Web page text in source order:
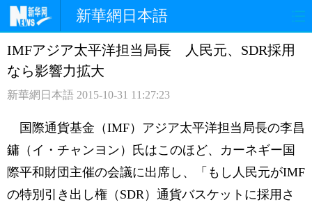
新華網日本語
ホームページ 政治 経済
観光 評論 写真
中日対訳
IMFアジア太平洋担当局長 人民元、SDR採用
なら影響力拡大
新華網日本語 2015-10-31 11:27:23
国際通貨基金（IMF）アジア太平洋担当局長の李昌
鏞（イ・チャンヨン）氏はこのほど、カーネギー国
際平和財団主催の会議に出席し、「もし人民元がIMF
の特別引き出し権（SDR）通貨バスケットに採用さ